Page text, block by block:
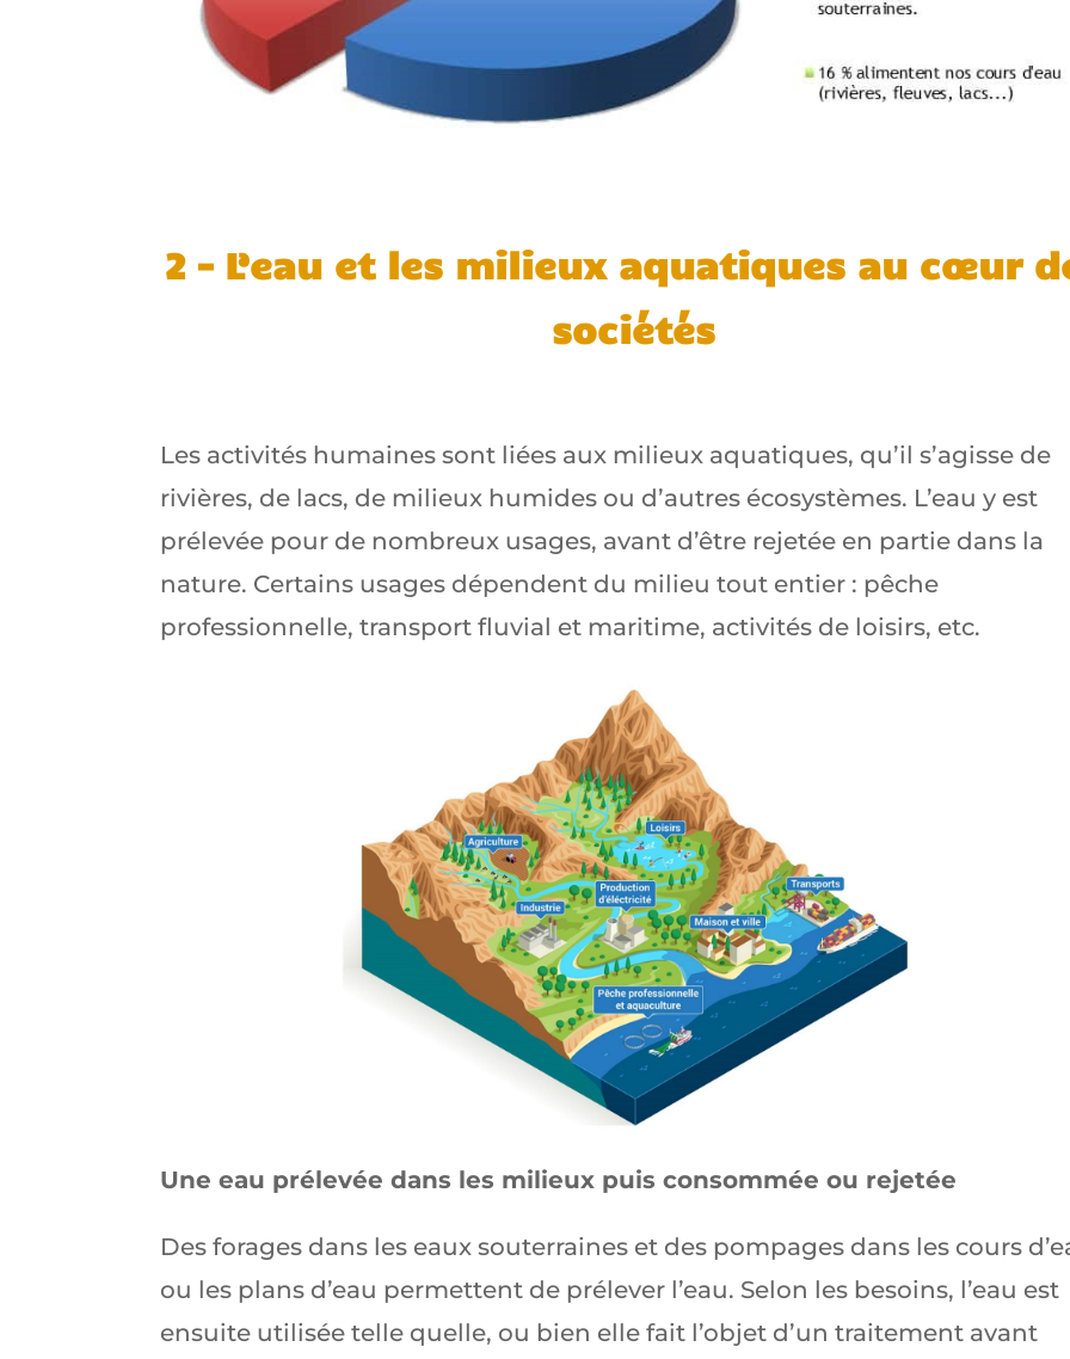
2 – L’eau et les milieux aquatiques au cœur
sociétés
Les activités humaines sont liées aux milieux aquatiques, qu’il s’agisse de
rivières, de lacs, de milieux humides ou d’autres écosystèmes. L’eau y est
prélevée pour de nombreux usages, avant d’être rejetée en partie dans la
nature. Certains usages dépendent du milieu tout entier : pêche
professionnelle, transport fluvial et maritime, activités de loisirs, etc.
Une eau prélevée dans les milieux puis consommée ou rejetée
Des forages dans les eaux souterraines et des pompages dans les cours
ou les plans d’eau permettent de prélever l’eau. Selon les besoins, l’eau est
ensuite utilisée telle quelle, ou bien elle fait l’objet d’un traitement avant